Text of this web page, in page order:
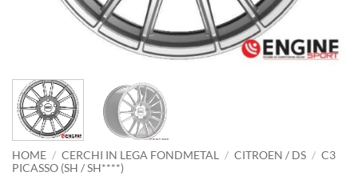
HOME / CERCHI IN LEGA FONDMETAL / CITROEN / DS / C3
PICASSO (SH / SH****)